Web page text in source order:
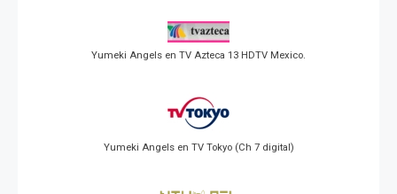
Yumeki Angels en TV Azteca 13 HDTV Mexico.
Yumeki Angels en TV Tokyo (Ch 7 digital)